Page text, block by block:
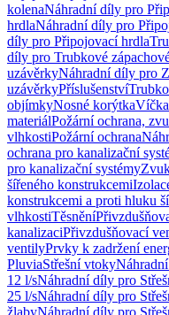
kolenaNáhradní díly pro
hrdlaNáhradní díly pro
díly pro Připojovací hrdla
díly pro Trubkové
uzávěrkyNáhradní díly pro
uzávěrkyPříslušenství
objímkyNosné korýtkaVíčka
materiálPožární ochrana,
vlhkostiPožární ochrana
ochrana pro kanalizační
pro kanalizační systémy
šířeného konstrukcemi
konstrukcemi a proti hluku
vlhkostiTěsnění
kanalizaciPřivzdušňovací
ventilyPrvky k zadržení
PluviaStřešní vtoky
12 l/sNáhradní díly pro
25 l/sNáhradní díly pro
žlabyNáhradní díly pro